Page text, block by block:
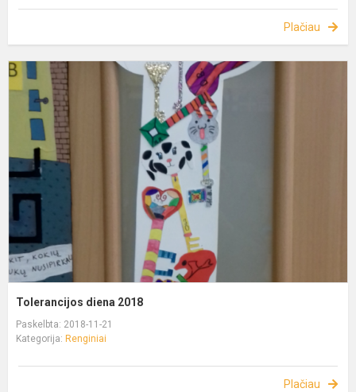
Plačiau
Tolerancijos diena 2018
Paskelbta: 2018-11-21
Kategorija: Renginiai
Plačiau